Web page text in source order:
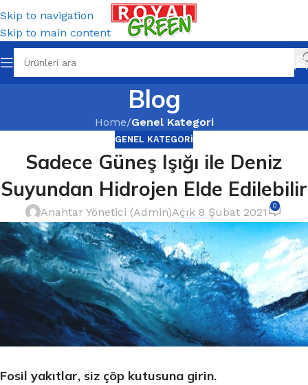
Skip to navigation
Skip to main content
Blog
Home/Genel Kategori
GENEL KATEGORI
Sadece Güneş Işığı ile Deniz
Suyundan Hidrojen Elde Edilebilir
Anahtar Yönetici (Admin)Açık 8 Şubat 2021 0
Fosil yakıtlar, siz çöp kutusuna girin.